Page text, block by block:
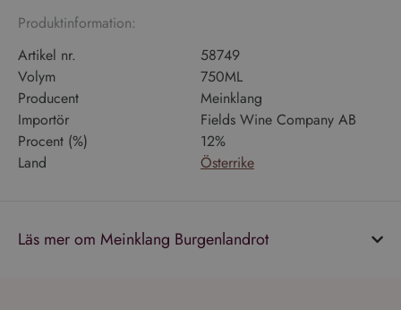
Produktinformation:
Artikel nr.
58749
Volym
750ML
Producent
Meinklang
Importör
Fields Wine Company AB
Procent (%)
12%
Land
Österrike
Läs mer om Meinklang Burgenlandrot